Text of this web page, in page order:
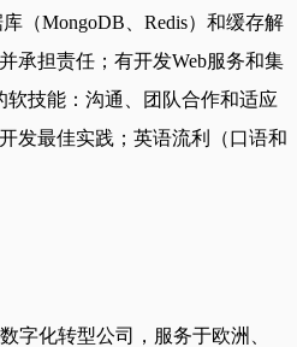
（MongoDB、Redis）和缓存解
承担责任；有开发Web服务和集
软技能：沟通、团队合作和适应
发最佳实践；英语流利（口语和
字化转型公司，服务于欧洲、